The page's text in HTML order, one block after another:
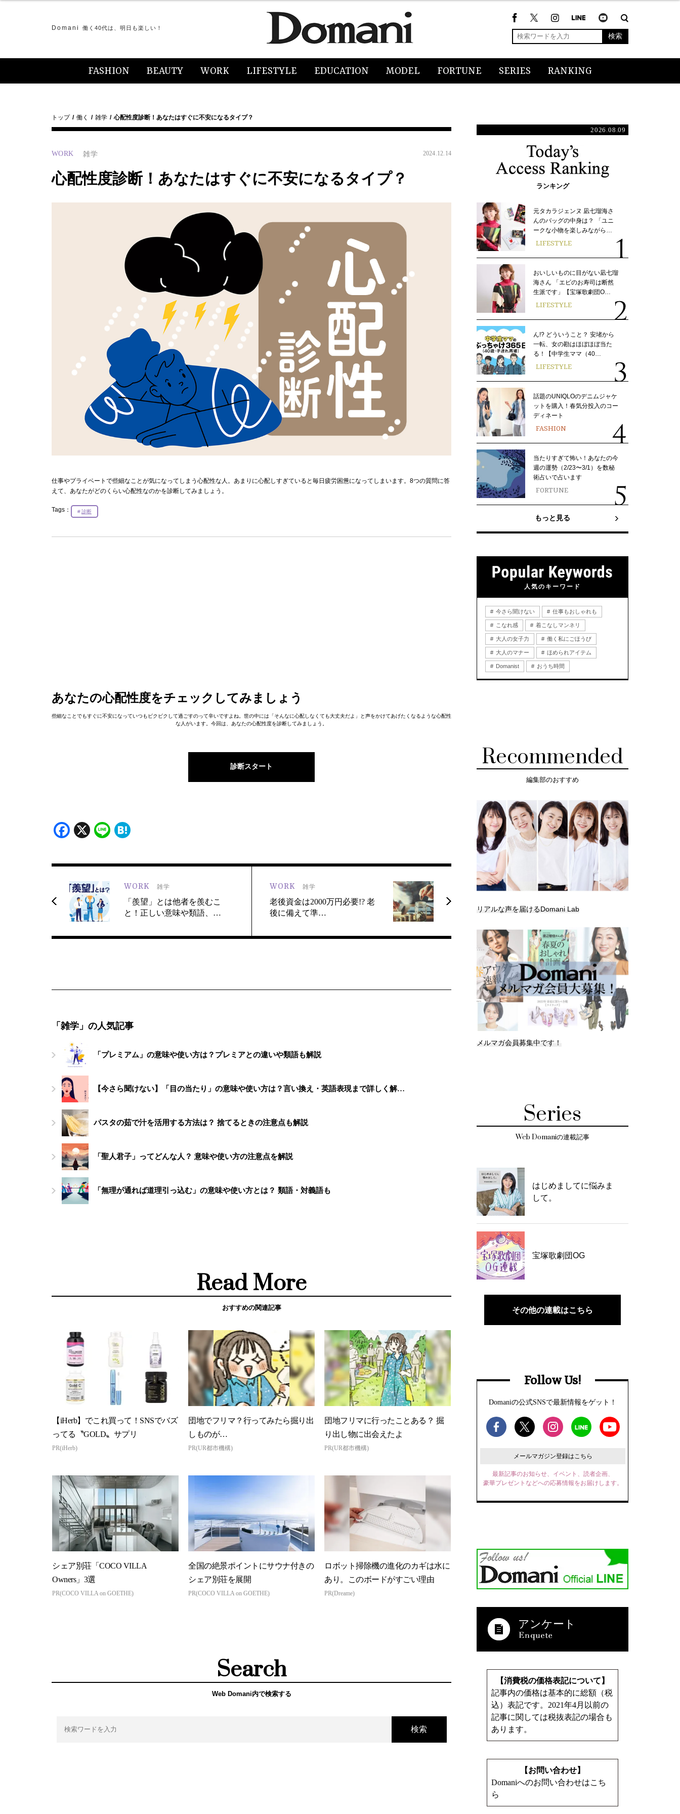
Domani 働く40代は、明日も楽しい！
検索
FASHION BEAUTY WORK LIFESTYLE EDUCATION MODEL FORTUNE SERIES RANKING
トップ 働く 雑学 心配性度診断！あなたはすぐに不安になるタイプ？
WORK 雑学 2024.12.14
心配性度診断！あなたはすぐに不安になるタイプ？
仕事やプライベートで些細なことが気になってしまう心配性な人。あまりに心配しすぎていると毎日疲労困憊になってしまいます。8つの質問に答
えて、あなたがどのくらい心配性なのかを診断してみましょう。
Tags： 診断
あなたの心配性度をチェックしてみましょう
些細なことでもすぐに不安になっていつもビクビクして過ごすのって辛いですよね。世の中には「そんなに心配しなくても大丈夫だよ」と声をかけてあげたくなるような心配性
な人がいます。今回は、あなたの心配性度を診断してみましょう。
診断スタート
Facebook
X Line
WORK 雑学
「羨望」とは他者を羨むこ
と！正しい意味や類語、…
WORK 雑学
老後資金は2000万円必要!? 老
後に備えて準…
「雑学」の人気記事
「プレミアム」の意味や使い方は？プレミアとの違いや類語も解説
【今さら聞けない】「目の当たり」の意味や使い方は？言い換え・英語表現まで詳しく解…
パスタの茹で汁を活用する方法は？ 捨てるときの注意点も解説
「聖人君子」ってどんな人？ 意味や使い方の注意点を解説
「無理が通れば道理引っ込む」の意味や使い方とは？ 類語・対義語も
Read More
おすすめの関連記事
【iHerb】でこれ買って！SNSでバズ
ってる〝GOLD〟サプリ
PR(iHerb)
団地でフリマ？行ってみたら掘り出
しものが…
PR(UR都市機構)
団地フリマに行ったことある？ 掘
り出し物に出会えたよ
PR(UR都市機構)
シェア別荘「COCO VILLA
Owners」3選
PR(COCO VILLA on GOETHE)
全国の絶景ポイントにサウナ付きの
シェア別荘を展開
PR(COCO VILLA on GOETHE)
ロボット掃除機の進化のカギは水に
あり。このボードがすごい理由
PR(Dreame)
Search
Web Domani内で検索する
検索
2026.08.09
ランキング
元タカラジェンヌ 凪七瑠海さ
んのバッグの中身は？ 「ユニ
ークな小物を楽しみながら…
LIFESTYLE
おいしいものに目がない凪七瑠
海さん 「エビのお寿司は断然
生派です」【宝塚歌劇団O…
LIFESTYLE
ん!? どういうこと？ 安堵から
一転、女の勘はほぼほぼ当た
る！【中学生ママ（40…
LIFESTYLE
話題のUNIQLOのデニムジャケ
ットを購入！春気分投入のコー
ディネート
FASHION
当たりすぎて怖い！あなたの今
週の運勢（2/23〜3/1）を数秘
術占いで占います
FORTUNE
もっと見る
人気のキーワード
今さら聞けない 仕事もおしゃれも
こなれ感 着こなしマンネリ
大人の女子力 働く私にごほうび
大人のマナー ほめられアイテム
Domanist おうち時間
Recommended
編集部のおすすめ
リアルな声を届けるDomani Lab
メルマガ会員募集中です！
Series
Web Domaniの連載記事
はじめましてに悩みま
して。
宝塚歌劇団OG
その他の連載はこちら
Follow Us!
Domaniの公式SNSで最新情報をゲット！
メールマガジン登録はこちら
最新記事のお知らせ、イベント、読者企画、
豪華プレゼントなどへの応募情報をお届けします。
アンケート
【消費税の価格表記について】
記事内の価格は基本的に総額（税
込）表記です。2021年4月以前の
記事に関しては税抜表記の場合も
あります。
【お問い合わせ】
Domaniへのお問い合わせはこち
ら